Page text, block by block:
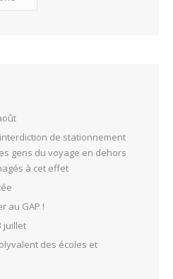
de stationnement
gens du voyage en dehors
à cet effet
au GAP !
juillet
des écoles et